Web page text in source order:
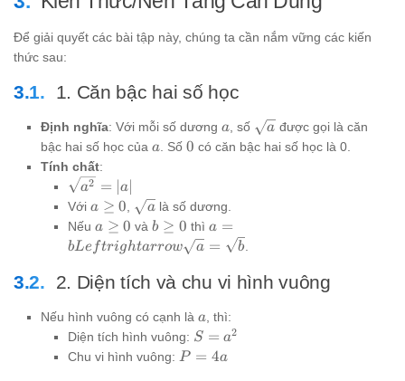
Để giải quyết các bài tập này, chúng ta cần nắm vững các kiến
thức sau:
1. Căn bậc hai số học
Định nghĩa: Với mỗi số dương a
a , số \sqrt{a}
a được gọi là căn
bậc hai số học của a
a . Số 0
0 có căn bậc hai số học là 0.
Tính chất:
\sqrt{a^2}
= |a|
a2 = ∣a
Với a
\ge
0
a ≥ 0 \sqrt{a}
a là số dương.
Nếu a
\ge
a ≥ 0 vàb
\ge
b ≥ 0 thì a = b
Leftrightarrow
\sqrt{b}
a =
bLe ftrightarrow a = b
2. Diện tích và chu vi hình vuông
Nếu hình vuông có cạnh là a
a , thì:
Diện tích hình vuông: S =
a^2
S = a2
Chu vi hình vuông: P
P = 4a